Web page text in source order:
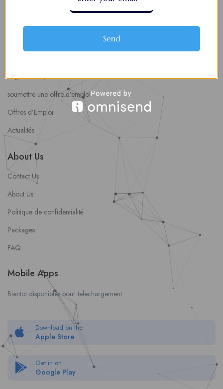
8 Décisions Importantes Pour Ne Pas Vivre Avec Des Regrets
Login employeurs
soumettre une offre d’emploi
Offres d’Emploi
Actualités
About Us
Contact Us
About Us
Politique de confidentialité
Packages
FAQ
Mobile Apps
Bientot disponibles pour telechargement
Download on the
Apple Store
Get in on
Google Play
Send